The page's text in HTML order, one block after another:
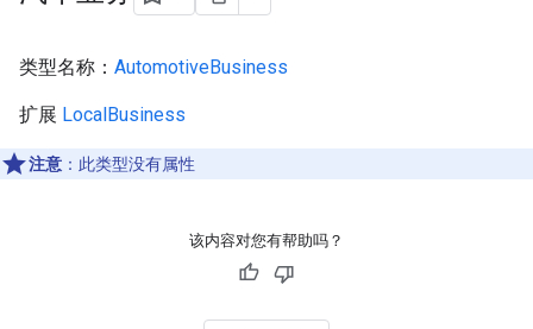
类型名称： AutomotiveBusiness
扩展 LocalBusiness
注意 ：此类型没有属性
该内容对您有帮助吗？